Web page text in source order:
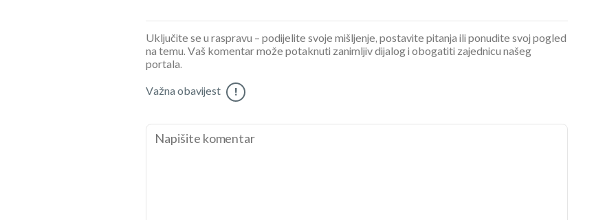
Uključite se u raspravu – podijelite svoje mišljenje, postavite pitanja ili ponudite svoj pogled
na temu. Vaš komentar može potaknuti zanimljiv dijalog i obogatiti zajednicu našeg
portala.
Važna obavijest !